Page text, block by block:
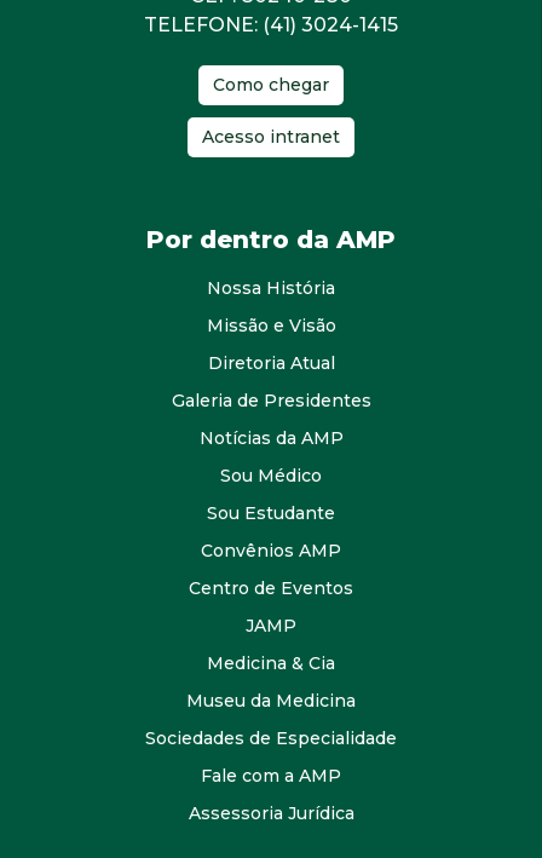
TELEFONE: (41) 3024-1415
Como chegar
Acesso intranet
Por dentro da AMP
Nossa História
Missão e Visão
Diretoria Atual
Galeria de Presidentes
Notícias da AMP
Sou Médico
Sou Estudante
Convênios AMP
Centro de Eventos
JAMP
Medicina & Cia
Museu da Medicina
Sociedades de Especialidade
Fale com a AMP
Assessoria Jurídica